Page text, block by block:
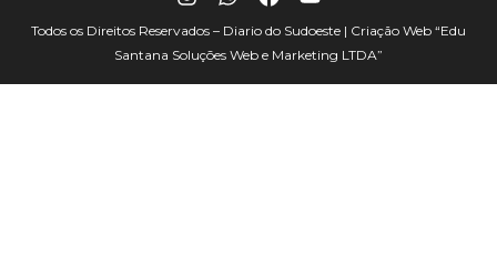
Todos os Direitos Reservados – Diario do Sudoeste | Criação Web “Edu
Santana Soluções Web e Marketing LTDA”